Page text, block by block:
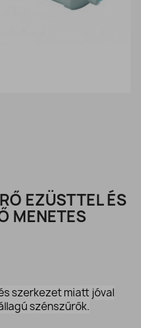
EZÜSTTEL ÉS
MENETES
szerkezet miatt jóval
szénszűrők.